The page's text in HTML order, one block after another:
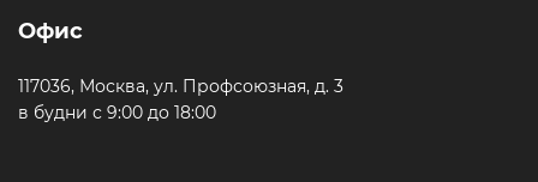
Офис
117036, Москва, ул. Профсоюзная, д. 3
в будни с 9:00 до 18:00